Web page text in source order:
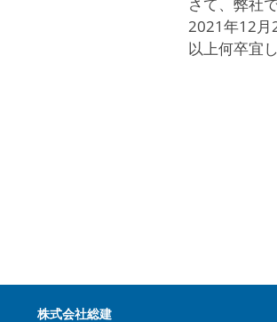
2021年12月
以上何卒宜
株式会社総建